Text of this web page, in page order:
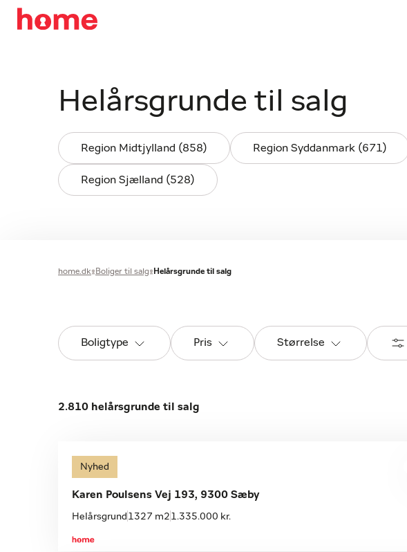
Helårsgrunde til salg
Region Midtjylland (858) Region Syddanmark (671)
Region Sjælland (528)
home.dk Boliger til salg Helårsgrunde til salg
Boligtype Pris Størrelse
2.810 helårsgrunde til salg
Nyhed
Karen Poulsens Vej 193, 9300 Sæby
Helårsgrund 1327 m2 1.335.000 kr.